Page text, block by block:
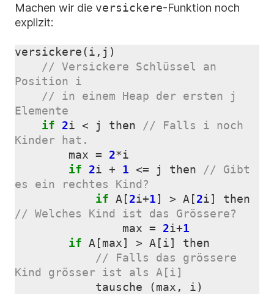
Machen wir die versickere-Funktion noch
explizit:
versickere(i , j )
// Versickere Schlüssel an
// in einem Heap der ersten j
if
2i < j then
// Falls i noch
max = 2*i
if
2i + 1 <= j then
// Gibt
if A [2i+1] > A [2i]
then
max = 2i+1
if A [max] > A [i]
then
// Falls das grössere
tausche
(max , i)